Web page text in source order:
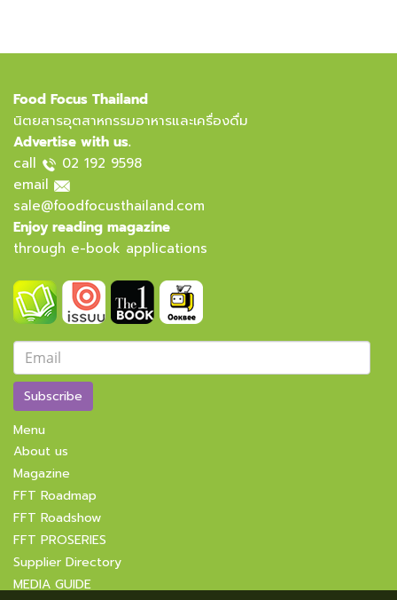
Food Focus Thailand
นิตยสารอุตสาหกรรมอาหารและเครื่องดื่ม
Advertise with us.
call
02 192 9598
email
sale@foodfocusthailand.com
Enjoy reading magazine
through e-book applications
Subscribe
Menu
About us
Magazine
FFT Roadmap
FFT Roadshow
FFT PROSERIES
Supplier Directory
MEDIA GUIDE